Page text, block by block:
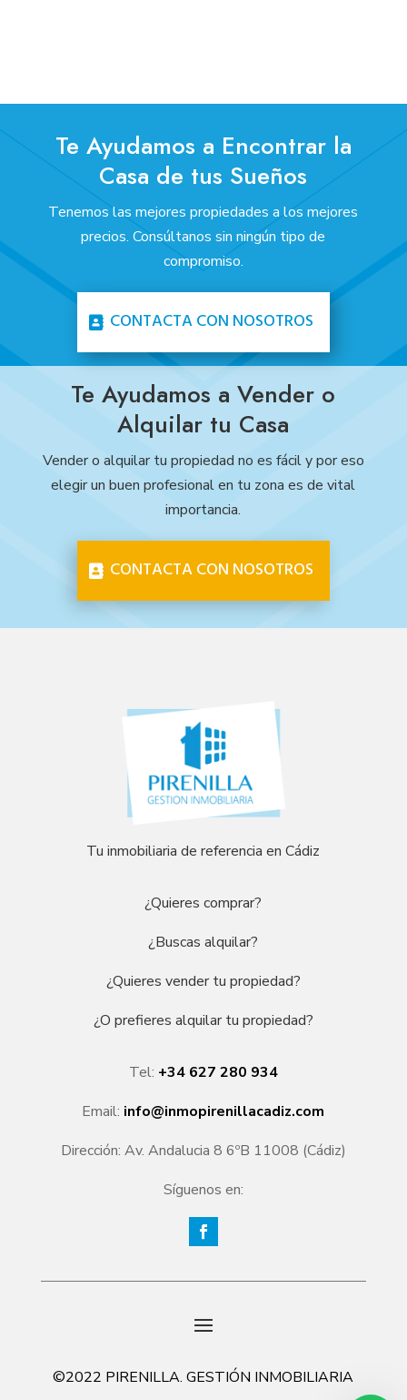
Te Ayudamos a Encontrar la
Casa de tus Sueños
Tenemos las mejores propiedades a los mejores
precios. Consúltanos sin ningún tipo de
compromiso.
CONTACTA CON NOSOTROS
Te Ayudamos a Vender o
Alquilar tu Casa
Vender o alquilar tu propiedad no es fácil y por eso
elegir un buen profesional en tu zona es de vital
importancia.
CONTACTA CON NOSOTROS
Tu inmobiliaria de referencia en Cádiz
¿Quieres comprar?
¿Buscas alquilar?
¿Quieres vender tu propiedad?
¿O prefieres alquilar tu propiedad?
Tel: +34 627 280 934
Email: info@inmopirenillacadiz.com
Dirección: Av. Andalucia 8 6ºB 11008 (Cádiz)
Síguenos en:
©2022 PIRENILLA. GESTIÓN INMOBILIARIA